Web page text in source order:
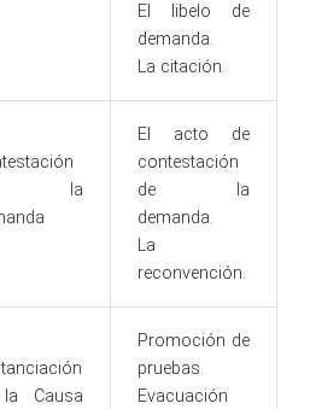
El libelo de
demanda.
La citación.
la
El acto de
contestación
de la
demanda.
La
reconvención.
Causa
Promoción de
pruebas.
Evacuación